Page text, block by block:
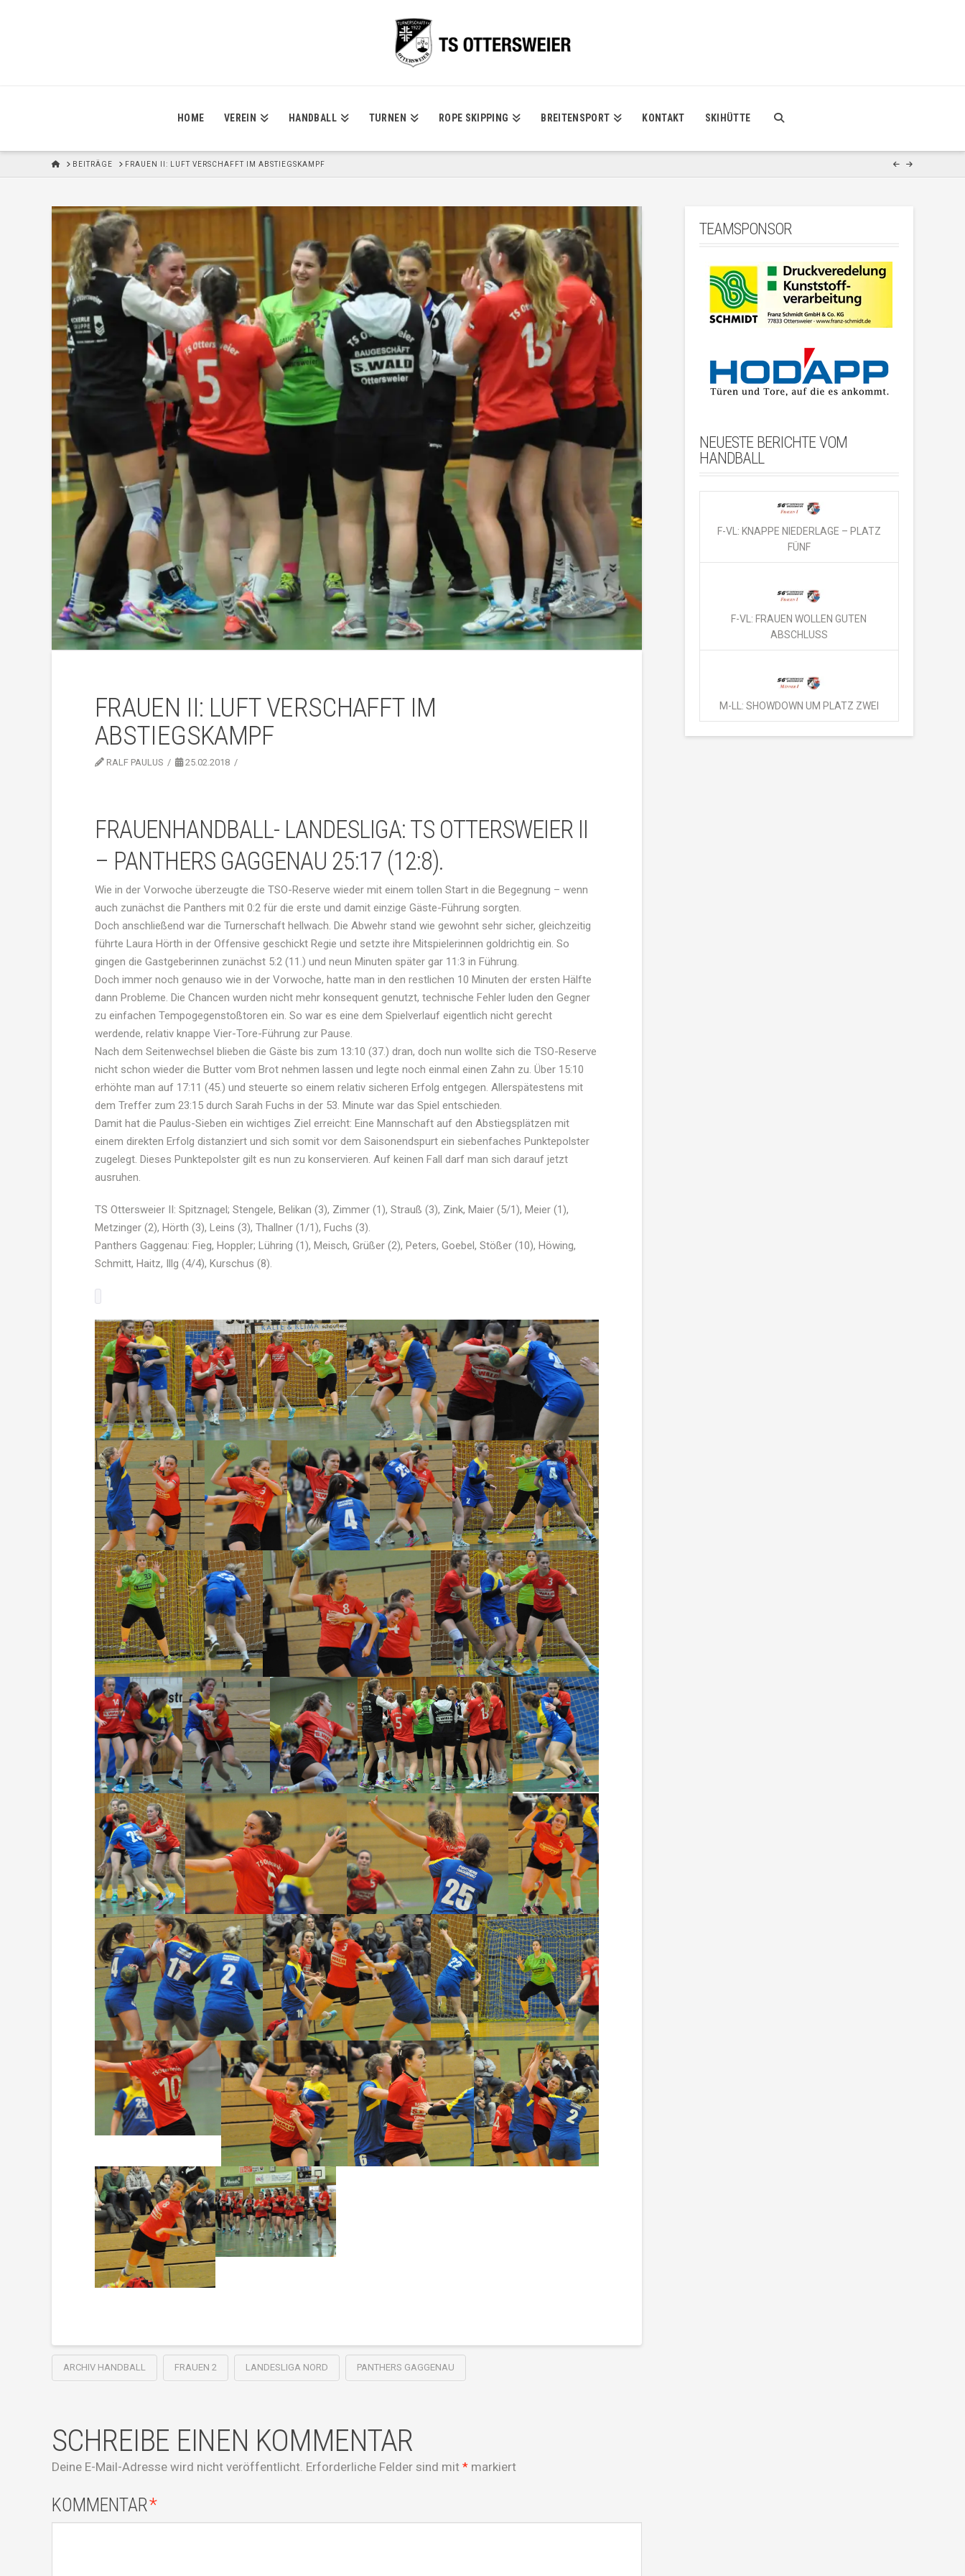
HOME VEREIN HANDBALL TURNEN ROPE SKIPPING BREITENSPORT KONTAKT SKIHÜTTE
BEITRÄGE FRAUEN II: LUFT VERSCHAFFT IM ABSTIEGSKAMPF
FRAUEN II: LUFT VERSCHAFFT IM
ABSTIEGSKAMPF
RALF PAULUS 25.02.2018
FRAUENHANDBALL- LANDESLIGA: TS OTTERSWEIER II
– PANTHERS GAGGENAU 25:17 (12:8).
Wie in der Vorwoche überzeugte die TSO-Reserve wieder mit einem tollen Start in die Begegnung – wenn
auch zunächst die Panthers mit 0:2 für die erste und damit einzige Gäste-Führung sorgten.
Doch anschließend war die Turnerschaft hellwach. Die Abwehr stand wie gewohnt sehr sicher, gleichzeitig
führte Laura Hörth in der Offensive geschickt Regie und setzte ihre Mitspielerinnen goldrichtig ein. So
gingen die Gastgeberinnen zunächst 5:2 (11.) und neun Minuten später gar 11:3 in Führung.
Doch immer noch genauso wie in der Vorwoche, hatte man in den restlichen 10 Minuten der ersten Hälfte
dann Probleme. Die Chancen wurden nicht mehr konsequent genutzt, technische Fehler luden den Gegner
zu einfachen Tempogegenstoßtoren ein. So war es eine dem Spielverlauf eigentlich nicht gerecht
werdende, relativ knappe Vier-Tore-Führung zur Pause.
Nach dem Seitenwechsel blieben die Gäste bis zum 13:10 (37.) dran, doch nun wollte sich die TSO-Reserve
nicht schon wieder die Butter vom Brot nehmen lassen und legte noch einmal einen Zahn zu. Über 15:10
erhöhte man auf 17:11 (45.) und steuerte so einem relativ sicheren Erfolg entgegen. Allerspätestens mit
dem Treffer zum 23:15 durch Sarah Fuchs in der 53. Minute war das Spiel entschieden.
Damit hat die Paulus-Sieben ein wichtiges Ziel erreicht: Eine Mannschaft auf den Abstiegsplätzen mit
einem direkten Erfolg distanziert und sich somit vor dem Saisonendspurt ein siebenfaches Punktepolster
zugelegt. Dieses Punktepolster gilt es nun zu konservieren. Auf keinen Fall darf man sich darauf jetzt
ausruhen.
TS Ottersweier II: Spitznagel; Stengele, Belikan (3), Zimmer (1), Strauß (3), Zink, Maier (5/1), Meier (1),
Metzinger (2), Hörth (3), Leins (3), Thallner (1/1), Fuchs (3).
Panthers Gaggenau: Fieg, Hoppler; Lühring (1), Meisch, Grüßer (2), Peters, Goebel, Stößer (10), Höwing,
Schmitt, Haitz, Illg (4/4), Kurschus (8).
ARCHIV HANDBALL FRAUEN 2 LANDESLIGA NORD PANTHERS GAGGENAU
SCHREIBE EINEN KOMMENTAR
Deine E-Mail-Adresse wird nicht veröffentlicht. Erforderliche Felder sind mit * markiert
KOMMENTAR*
TEAMSPONSOR
NEUESTE BERICHTE VOM
HANDBALL
F-VL: KNAPPE NIEDERLAGE – PLATZ
FÜNF
F-VL: FRAUEN WOLLEN GUTEN
ABSCHLUSS
M-LL: SHOWDOWN UM PLATZ ZWEI